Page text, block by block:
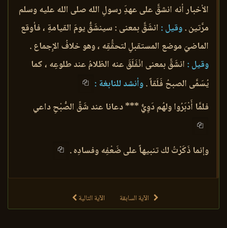
الأخبار أنه انشقَّ على عهدَِ رسولِ الله صلى الله عليه وسلم
مرَّتين .وقيل : انشَقَّ بمعنى : سينشَقُّ يومَ القيامةِ ، فأوقع
الماضيَ موضع المستقبلِ لتحقُّقِه ، وهو خلافُ الإِجماع .
وقيل : انشَقَّ بمعنى انْفَلَقَ عنه الظلامُ عند طلوعِه ، كما
يُسَمَّى الصبحُ فَلَقاً .وأنشد للنابغة :
فلمَّا أَدْبَرُوا ولهُم دَوِيٌّ *** دعانا عند شَقِّ الصُّبْحِ داعي
وإنما ذَكَرْتُ لك تنبيهاً على ضَعْفِه وفسادِه .
الآية السابقة الآية التالية